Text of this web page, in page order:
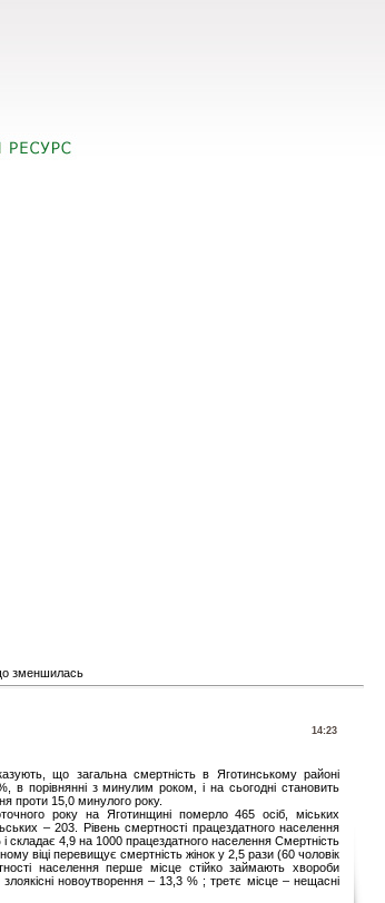
зменшилась
14:23
що загальна смертність в Яготинському районі
в порівнянні з минулим роком, і на сьогодні становить
проти 15,0 минулого року.
року на Яготинщині померло 465 осіб, міських
– 203. Рівень смертності працездатного населення
складає 4,9 на 1000 працездатного населення Смертність
віці перевищує смертність жінок у 2,5 рази (60 чоловік
населення перше місце стійко займають хвороби
новоутворення – 13,3 % ; третє місце – нещасні